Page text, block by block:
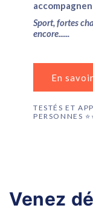
Sport, fortes
encore......
En
TESTÉS ET
PERSONNES
Venez